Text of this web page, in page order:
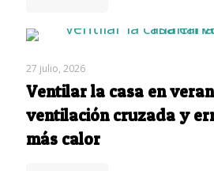
27 julio, 2026
Ventilar la casa en
ventilación cruzada y
más calor